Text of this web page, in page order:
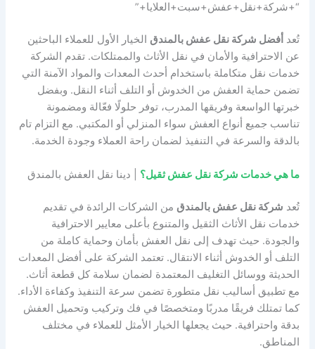
“+شركة+نقل+عفش+سبت+العلايا+”
تُعد أفضل شركة نقل عفش بالمندق الخيار الأول للعملاء الباحثين
عن الاحترافية والأمان في نقل الأثاث والممتلكات. تقدم الشركة
خدمات نقل متكاملة باستخدام أحدث المعدات والمواد الآمنة التي
تضمن حماية العفش من الخدوش أو التلف أثناء النقل. وبفضل
خبرتها الواسعة وفريقها المدرب، توفر حلولًا فعّالة ومضمونة
تناسب جميع أنواع العفش سواء المنزلي أو المكتبي. مع التزام تام
بالدقة والسرعة في التنفيذ لضمان راحة العملاء وجودة الخدمة.
ما هي خدمات شركة نقل عفش ثقيل؟ | دينا نقل العفش بالمندق
تُعد شركة نقل عفش بالمندق من الشركات الرائدة في تقديم
خدمات نقل الأثاث الثقيل والمتنوع بأعلى معايير الاحترافية
والجودة. حيث تهدف إلى نقل العفش بأمان وحماية كاملة من
التلف أو الخدوش أثناء الانتقال. تعتمد الشركة على أفضل المعدات
الحديثة ووسائل التغليف المعتمدة لضمان سلامة كل قطعة أثاث.
مع تطبيق أساليب نقل متطورة تضمن سرعة التنفيذ وكفاءة الأداء.
كما تمتلك فريقًا مدربًا ومتخصصًا في فك وتركيب وتحميل العفش
بدقة واحترافية. حيث يجعلها الخيار الأمثل للعملاء في مختلف
المناطق.